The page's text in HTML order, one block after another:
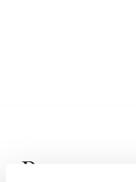
Recent posts